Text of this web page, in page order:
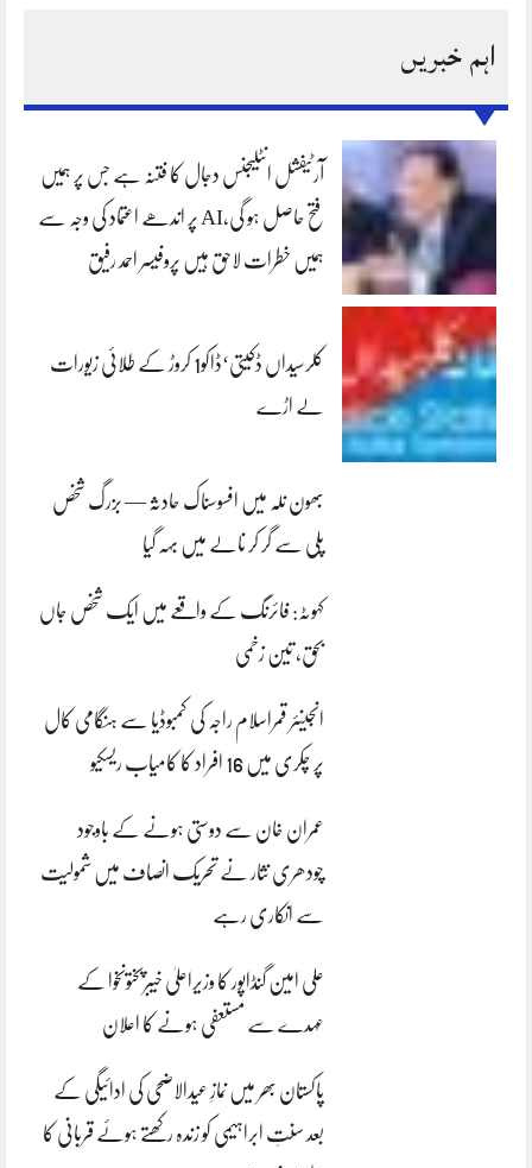
اہم خبریں
آرٹیفشل انٹلیجنس دجال کا فتنہ ہے جس پر ہمیں
فتح حاصل ہو گی،AI پر اندھے اعتماد کی وجہ سے
ہمیں خطرات لاحق ہیں پروفیسر احمد رفیق
کلرسیداں ڈکیتی‘ڈاکو1 کروڑ کے طلائی زیورات
لے اڑے
بھون نلہ میں افسوسناک حادثہ — بزرگ شخص
پلی سے گر کر نالے میں بہہ گیا
کہوٹہ: فائرنگ کے واقعے میں ایک شخص جاں
بحق، تین زخمی
انجینئر قمراسلام راجہ کی کمبوڈیا سے ہنگامی کال
پر چکری میں 16 افراد کا کامیاب ریسکیو
عمران خان سے دوستی ہونے کے باوجود
چودھری نثار نے تحریک انصاف میں شمولیت
سے انکاری رہے
علی امین گنڈاپور کا وزیراعلیٰ خیبرپختونخوا کے
عہدے سے مستعفی ہونے کا اعلان
پاکستان بھر میں نمازِ عیدالاضحی کی ادائیگی کے
بعد سنتِ ابراہیمی کو زندہ رکھتے ہوئے قربانی کا